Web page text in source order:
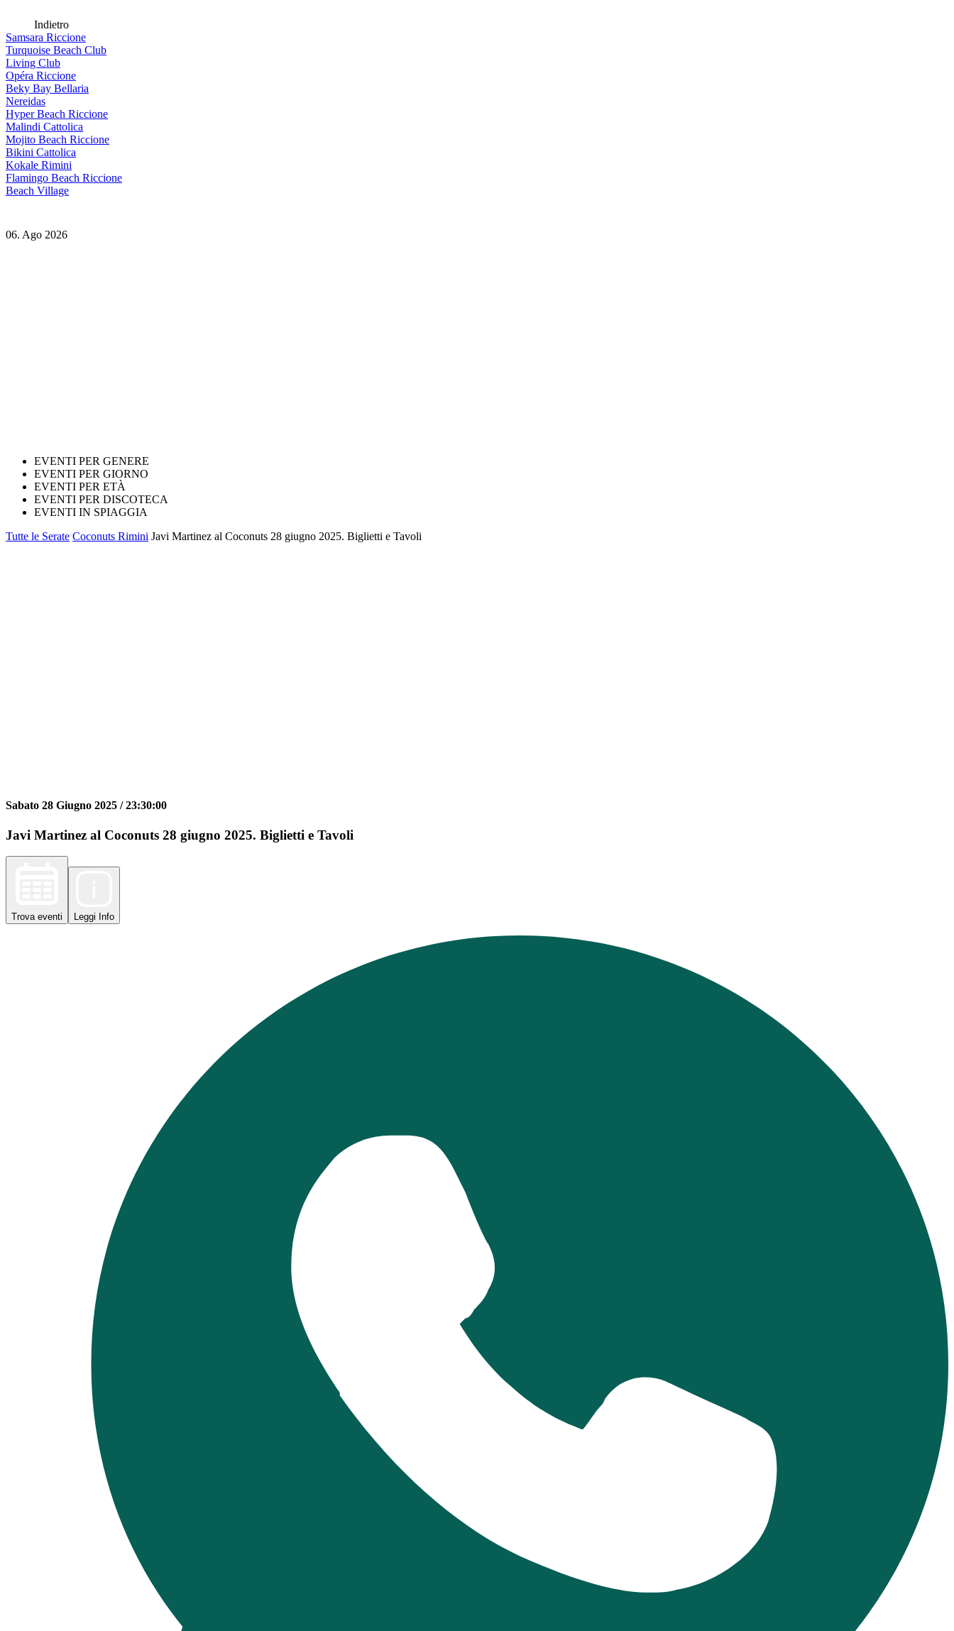
Indietro
Samsara Riccione
Turquoise Beach Club
Living Club
Opéra Riccione
Beky Bay Bellaria
Nereidas
Hyper Beach Riccione
Malindi Cattolica
Mojito Beach Riccione
Bikini Cattolica
Kokale Rimini
Flamingo Beach Riccione
Beach Village
06. Ago 2026
EVENTI PER GENERE
EVENTI PER GIORNO
EVENTI PER ETÀ
EVENTI PER DISCOTECA
EVENTI IN SPIAGGIA
Tutte le Serate Coconuts Rimini Javi Martinez al Coconuts 28 giugno 2025. Biglietti e Tavoli
Sabato 28 Giugno 2025 /23:30:00
Javi Martinez al Coconuts 28 giugno 2025. Biglietti e Tavoli
Trova eventi Leggi Info